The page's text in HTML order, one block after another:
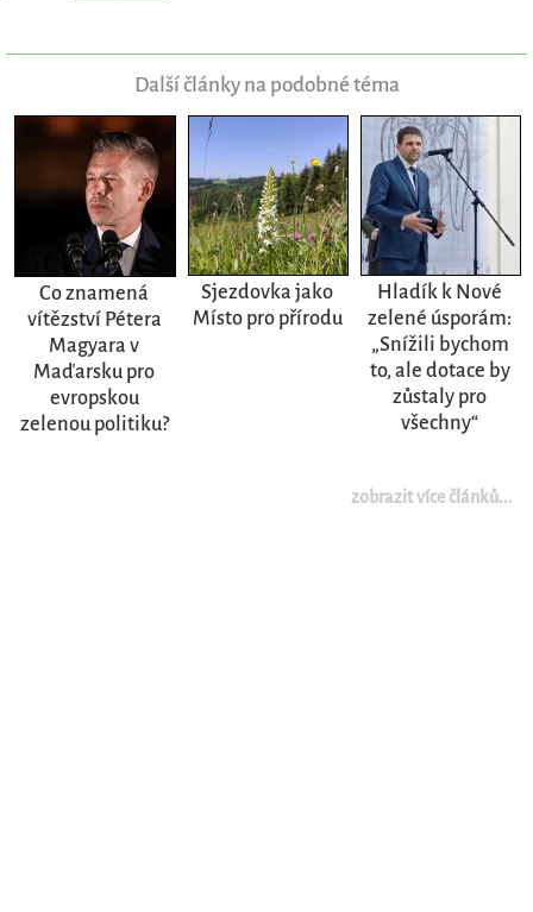
Další články na podobné téma
Co znamená
vítězství Pétera
Magyara v
Maďarsku pro
evropskou
zelenou politiku?
Sjezdovka jako
Místo pro přírodu
Hladík k Nové
zelené úsporám:
„Snížili bychom
to, ale dotace by
zůstaly pro
všechny“
zobrazit více článků...